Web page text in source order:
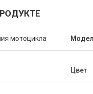
Али
Большое спасибо за
мотоцикла
Цвет